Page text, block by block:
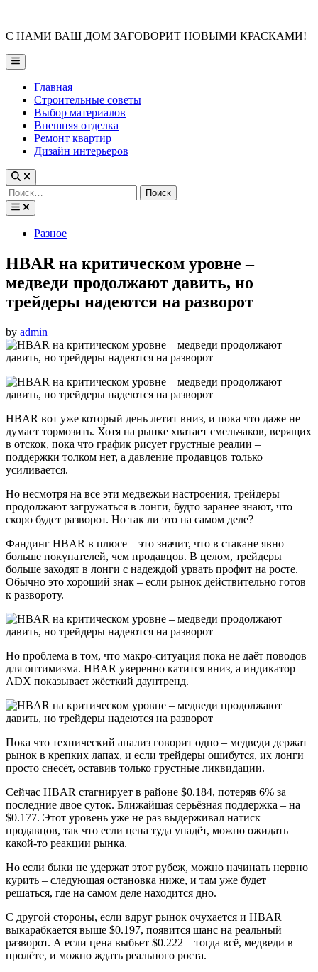
content
С НАМИ ВАШ ДОМ ЗАГОВОРИТ НОВЫМИ КРАСКАМИ!
Main
Menu
Главная
Строительные советы
Выбор материалов
Внешняя отделка
Ремонт квартир
Дизайн интерьеров
Найти:
PostedРазное
HBAR на критическом уровне –
медведи продолжают давить, но
трейдеры надеются на разворот
by admin
HBAR вот уже который день летит вниз, и пока что даже не
думает тормозить. Хотя на рынке хватает смельчаков, верящих
в отскок, пока что график рисует грустные реалии –
поддержки толком нет, а давление продавцов только
усиливается.
Но несмотря на все эти медвежьи настроения, трейдеры
продолжают загружаться в лонги, будто заранее знают, что
скоро будет разворот. Но так ли это на самом деле?
Фандинг HBAR в плюсе – это значит, что в стакане явно
больше покупателей, чем продавцов. В целом, трейдеры
больше заходят в лонги с надеждой урвать профит на росте.
Обычно это хороший знак – если рынок действительно готов
к развороту.
Но проблема в том, что макро-ситуация пока не даёт поводов
для оптимизма. HBAR уверенно катится вниз, а индикатор
ADX показывает жёсткий даунтренд.
Пока что технический анализ говорит одно – медведи держат
рынок в крепких лапах, и если трейдеры ошибутся, их лонги
просто снесёт, оставив только грустные ликвидации.
Сейчас HBAR стагнирует в районе $0.184, потеряв 6% за
последние двое суток. Ближайшая серьёзная поддержка – на
$0.177. Этот уровень уже не раз выдерживал натиск
продавцов, так что если цена туда упадёт, можно ожидать
какой-то реакции рынка.
Но если быки не удержат этот рубеж, можно начинать нервно
курить – следующая остановка ниже, и там уже будет
решаться, где на самом деле находится дно.
С другой стороны, если вдруг рынок очухается и HBAR
выкарабкается выше $0.197, появится шанс на реальный
разворот. А если цена выбьет $0.222 – тогда всё, медведи в
пролёте, и можно ждать реального роста.